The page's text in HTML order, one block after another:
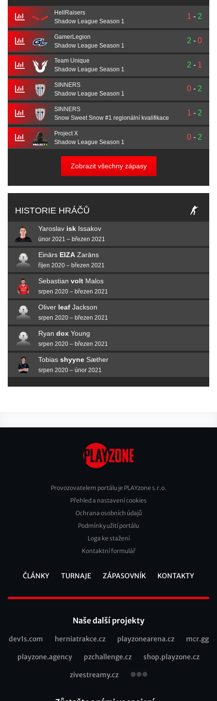
HellRaisers
Shadow League Season 1
1 - 2
GamerLegion
Shadow League Season 1
2 - 0
Team Unique
Shadow League Season 1
2 - 1
SINNERS
Shadow League Season 1
0 - 2
SINNERS
Snow Sweet Snow #1 regionální kvalifikace
1 - 2
Project X
Shadow League Season 1
0 - 2
Zobrazit všechny zápasy
HISTORIE HRÁČŮ
Yaroslav isk Issakov
únor 2021 – březen 2021
Einārs EIZA Zarāns
říjen 2020 – březen 2021
Sebastian volt Malos
srpen 2020 – březen 2021
Oliver leaf Jackson
srpen 2020 – březen 2021
Ryan dox Young
srpen 2020 – březen 2021
Tobias shyyne Sæther
srpen 2020 – únor 2021
Footer
Provozovatelem portálu je PLAYzone s.r.o.
Přehled a nastavení cookies
Ochrana osobních údajů
Podmínky užití portálu
Loga ke stažení
Kontaktní formulář
ČLÁNKY TURNAJE ZÁPASOVNÍK KONTAKTY
Naše další projekty
Recommended
dev1s.com herniatrakce.cz playzonearena.cz mcr.gg
playzone.agency pzchallenge.cz shop.playzone.cz
zivestreamy.cz